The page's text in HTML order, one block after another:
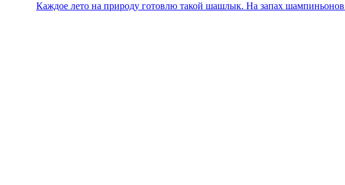
Каждое лето на природу готовлю такой шашлык. На запах шампиньонов